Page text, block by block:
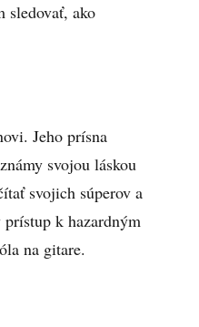
sledovať, ako
Jeho prísna
svojou láskou
svojich súperov a
k hazardným
na gitare.